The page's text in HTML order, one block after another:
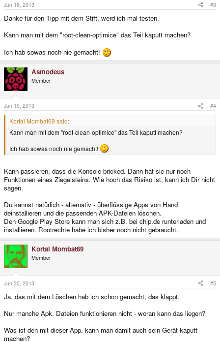
Jun 18, 2013 #3
Danke für den Tipp mit dem Stift, werd ich mal testen.
Kann man mit dem "root-clean-optimice" das Teil kaputt machen?
Ich hab sowas noch nie gemacht!
Asmodeus
Member
Jun 19, 2013 #4
Kortal Mombat69 said:
Kann man mit dem "root-clean-optimice" das Teil kaputt machen?
Ich hab sowas noch nie gemacht!
Kann passieren, dass die Konsole bricked. Dann hat sie nur noch
Funktionen eines Ziegelsteins. Wie hoch das Risiko ist, kann ich Dir nicht
sagen.
Du kannst natürlich - alternativ - überflüssige Apps von Hand
deinstallieren und die passenden APK-Dateien löschen.
Den Google Play Store kann man sich z.B. bei chip.de runterladen und
installieren. Rootrechte habe ich bisher noch nicht gebraucht.
Kortal Mombat69
Member
Jun 20, 2013 #5
Ja, das mit dem Löschen hab ich schon gemacht, das klappt.
Nur manche Apk. Dateien funktionieren nicht - woran kann das liegen?
Was ist den mit dieser App, kann man damit auch sein Gerät kaputt
machen?